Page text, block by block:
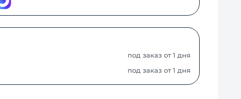
под заказ от 1 дня
под заказ от 1 дня